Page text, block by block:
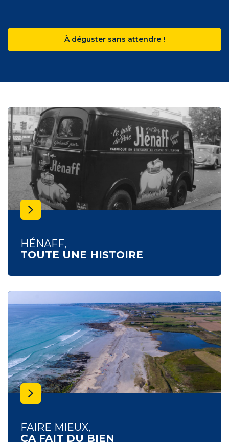
À déguster sans attendre !
Tentez votre chance !
HÉNAFF,
TOUTE UNE HISTOIRE
FAIRE MIEUX,
ÇA FAIT DU BIEN